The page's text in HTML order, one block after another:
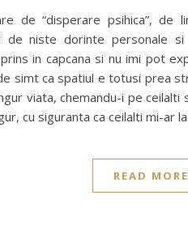
de “disperare psihica”, de
de niste dorinte personale
in capcana si nu imi pot
simt ca spatiul e totusi prea
viata, chemandu-i pe
cu siguranta ca ceilalti mi-ar
READ MORE